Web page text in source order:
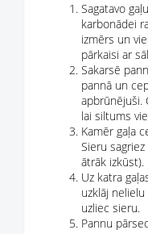
Sagatavo
karbonādei
izmērs un
pārkaisi ar
Sakarsē
pannā un
apbrūnējuši.
lai siltums
Kamēr gaļa
Sieru
ātrāk izkūst).
Uz katra
uzklāj
uzliec sieru.
Pannu